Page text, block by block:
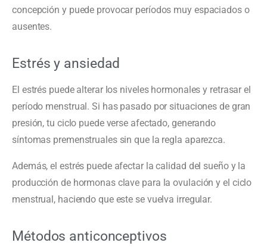
concepción y puede provocar períodos muy espaciados o
ausentes.
Estrés y ansiedad
El estrés puede alterar los niveles hormonales y retrasar el
período menstrual. Si has pasado por situaciones de gran
presión, tu ciclo puede verse afectado, generando
síntomas premenstruales sin que la regla aparezca.
Además, el estrés puede afectar la calidad del sueño y la
producción de hormonas clave para la ovulación y el ciclo
menstrual, haciendo que este se vuelva irregular.
Métodos anticonceptivos